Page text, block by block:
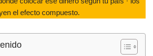
el efecto compuesto.